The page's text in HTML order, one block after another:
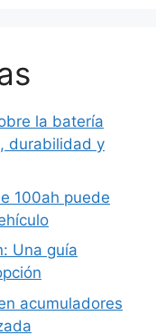
la batería
durabilidad y
100ah puede
Una guía
acumuladores